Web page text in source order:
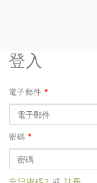
登入
電子郵件 *
密碼 *